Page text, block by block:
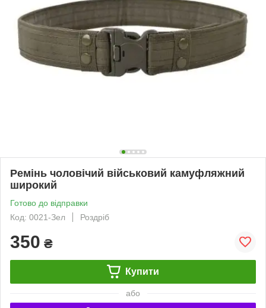
Ремінь чоловічий військовий камуфляжний
широкий
Готово до відправки
Код: 0021-Зел
Роздріб
350 ₴
Купити
або